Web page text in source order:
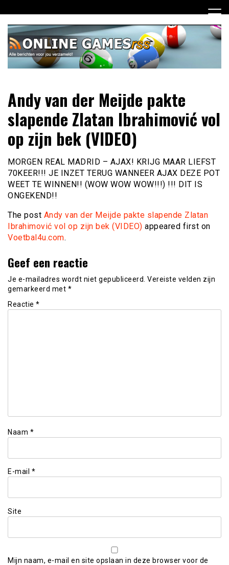
naar
inhoud
Online Games RSS
verzameld
Andy van der Meijde pakte
slapende Zlatan Ibrahimović vol
op zijn bek (VIDEO)
MORGEN REAL MADRID – AJAX! KRIJG MAAR LIEFST
70KEER!!! JE INZET TERUG WANNEER AJAX DEZE POT
WEET TE WINNEN!! (WOW WOW WOW!!!) !!! DIT IS
ONGEKEND!!
The post Andy van der Meijde pakte slapende Zlatan
Ibrahimović vol op zijn bek (VIDEO) appeared first on
Voetbal4u.com.
Geef een reactie
Je e-mailadres wordt niet gepubliceerd. Vereiste velden zijn
gemarkeerd met *
Reactie *
Naam *
E-mail *
Site
Mijn naam, e-mail en site opslaan in deze browser voor de